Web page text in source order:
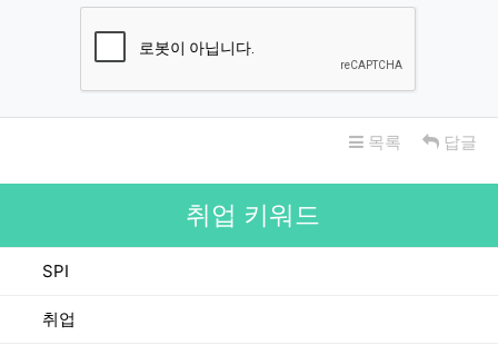
목록 답글
취업 키워드
SPI
취업